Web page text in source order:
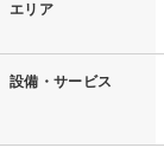
エリア
設備・サービス